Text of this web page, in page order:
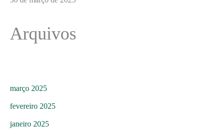
Arquivos
março 2025
fevereiro 2025
janeiro 2025